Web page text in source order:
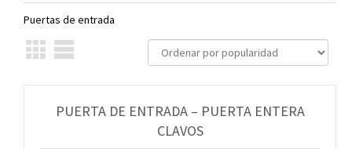
Puertas de entrada
PUERTA DE ENTRADA – PUERTA ENTERA
CLAVOS